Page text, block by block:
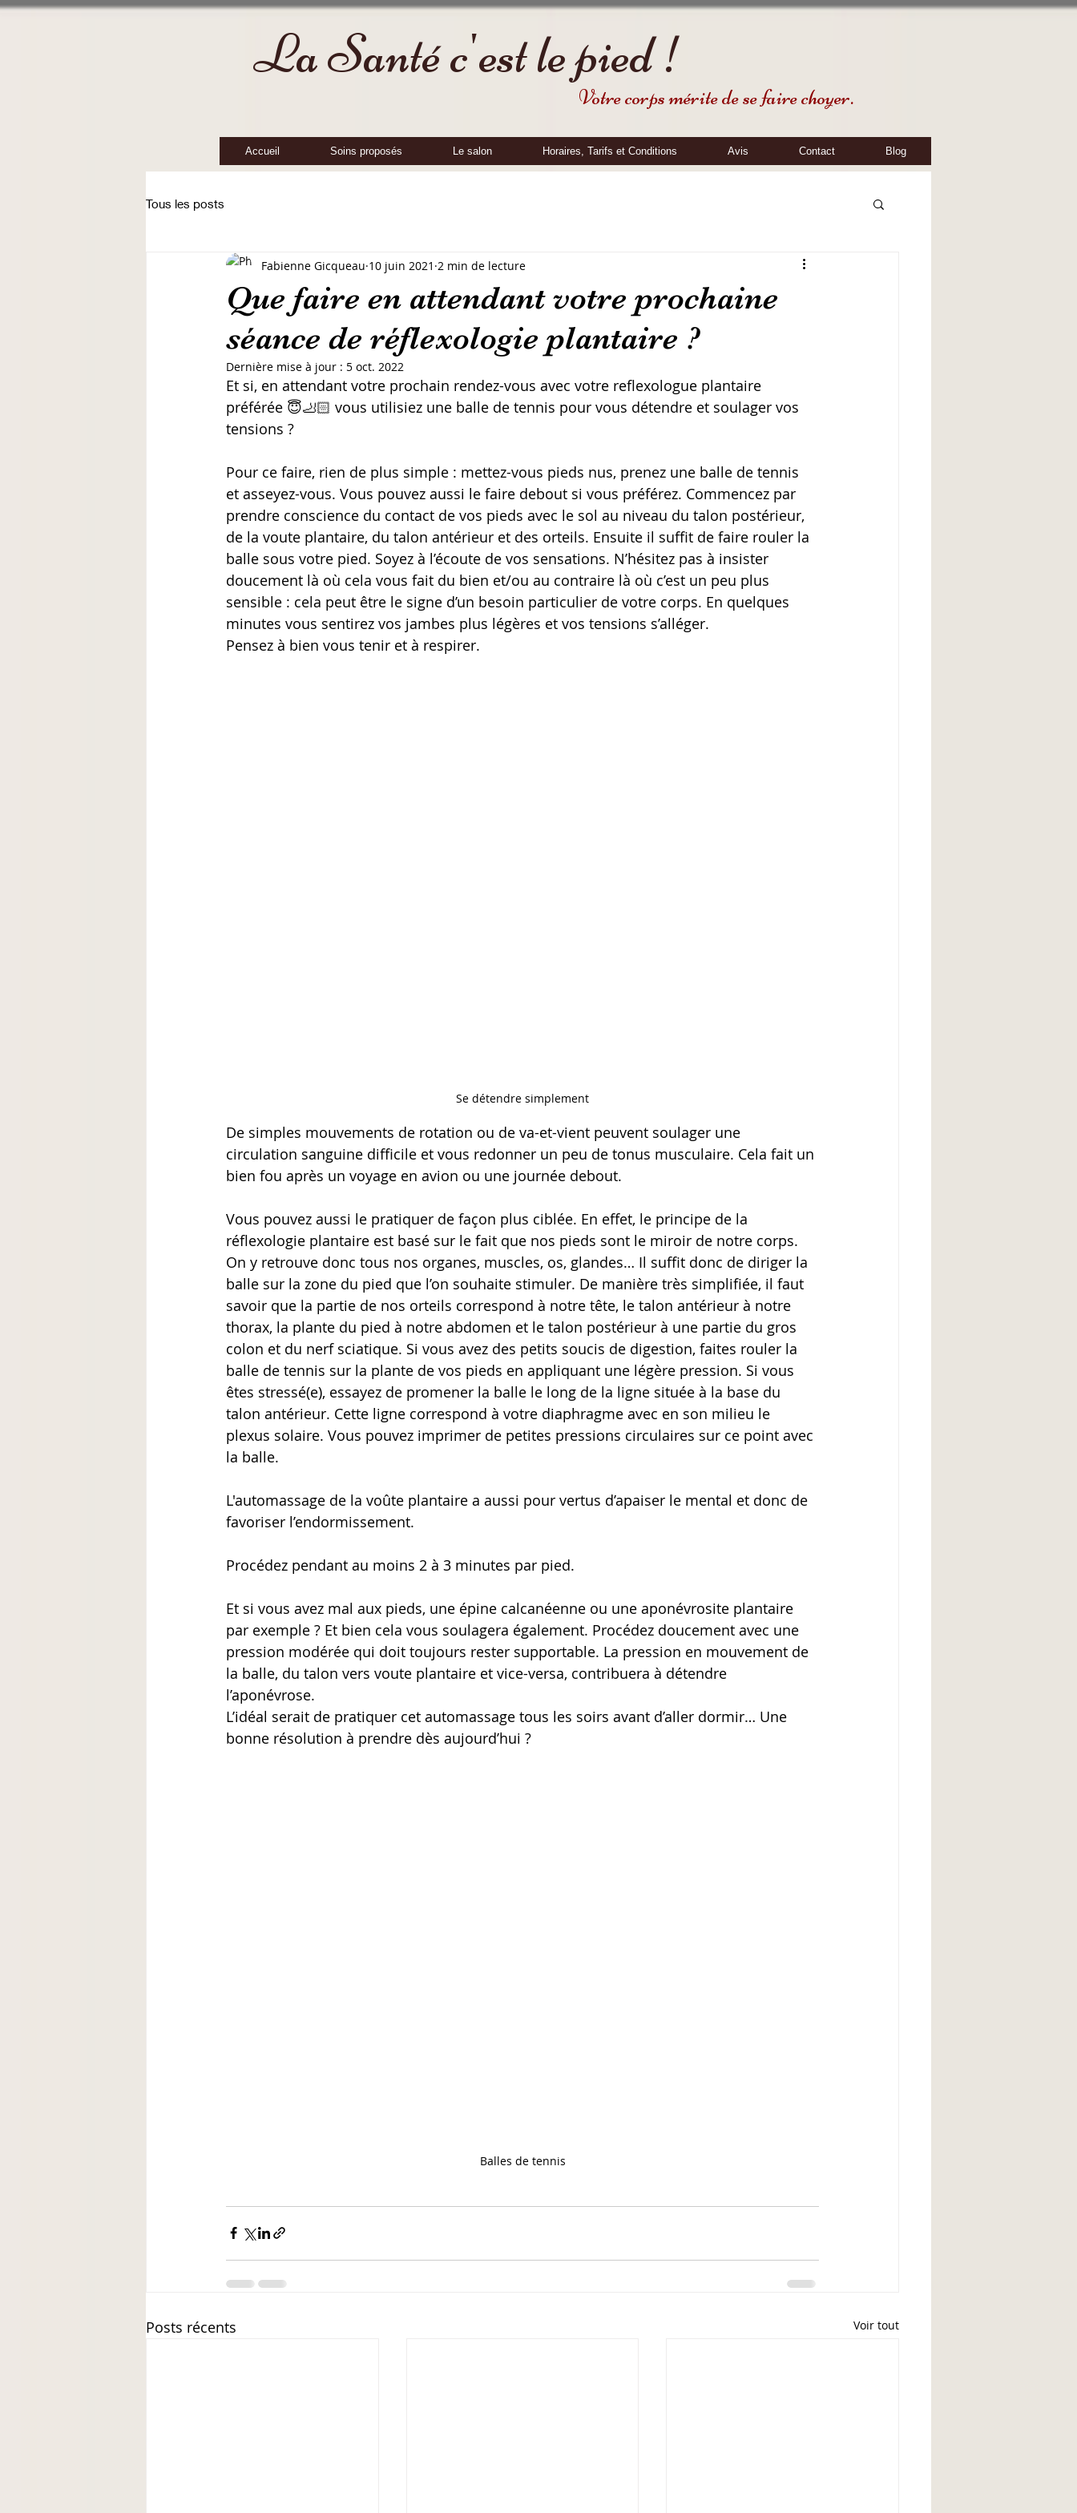
La Santé c'est le pied !
Votre corps mérite de se faire choyer.
Accueil Soins proposés Le salon Horaires, Tarifs et Conditions Avis Contact Blog
Tous les posts
Que faire en attendant votre prochaine
séance de réflexologie plantaire ?
Fabienne Gicqueau 10 juin 2021 2 min de lecture
Dernière mise à jour : 5 oct. 2022
Et si, en attendant votre prochain rendez-vous avec votre reflexologue plantaire
préférée 😇🦶🏻 vous utilisiez une balle de tennis pour vous détendre et soulager vos
tensions ?
Pour ce faire, rien de plus simple : mettez-vous pieds nus, prenez une balle de tennis
et asseyez-vous. Vous pouvez aussi le faire debout si vous préférez. Commencez par
prendre conscience du contact de vos pieds avec le sol au niveau du talon postérieur,
de la voute plantaire, du talon antérieur et des orteils. Ensuite il suffit de faire rouler la
balle sous votre pied. Soyez à l’écoute de vos sensations. N’hésitez pas à insister
doucement là où cela vous fait du bien et/ou au contraire là où c’est un peu plus
sensible : cela peut être le signe d’un besoin particulier de votre corps. En quelques
minutes vous sentirez vos jambes plus légères et vos tensions s’alléger.
Pensez à bien vous tenir et à respirer.
Se détendre simplement
De simples mouvements de rotation ou de va-et-vient peuvent soulager une
circulation sanguine difficile et vous redonner un peu de tonus musculaire. Cela fait un
bien fou après un voyage en avion ou une journée debout.
Vous pouvez aussi le pratiquer de façon plus ciblée. En effet, le principe de la
réflexologie plantaire est basé sur le fait que nos pieds sont le miroir de notre corps.
On y retrouve donc tous nos organes, muscles, os, glandes… Il suffit donc de diriger la
balle sur la zone du pied que l’on souhaite stimuler. De manière très simplifiée, il faut
savoir que la partie de nos orteils correspond à notre tête, le talon antérieur à notre
thorax, la plante du pied à notre abdomen et le talon postérieur à une partie du gros
colon et du nerf sciatique. Si vous avez des petits soucis de digestion, faites rouler la
balle de tennis sur la plante de vos pieds en appliquant une légère pression. Si vous
êtes stressé(e), essayez de promener la balle le long de la ligne située à la base du
talon antérieur. Cette ligne correspond à votre diaphragme avec en son milieu le
plexus solaire. Vous pouvez imprimer de petites pressions circulaires sur ce point avec
la balle.
L'automassage de la voûte plantaire a aussi pour vertus d’apaiser le mental et donc de
favoriser l’endormissement.
Procédez pendant au moins 2 à 3 minutes par pied.
Et si vous avez mal aux pieds, une épine calcanéenne ou une aponévrosite plantaire
par exemple ? Et bien cela vous soulagera également. Procédez doucement avec une
pression modérée qui doit toujours rester supportable. La pression en mouvement de
la balle, du talon vers voute plantaire et vice-versa, contribuera à détendre
l’aponévrose.
L’idéal serait de pratiquer cet automassage tous les soirs avant d’aller dormir… Une
bonne résolution à prendre dès aujourd’hui ?
Balles de tennis
Posts récents Voir tout